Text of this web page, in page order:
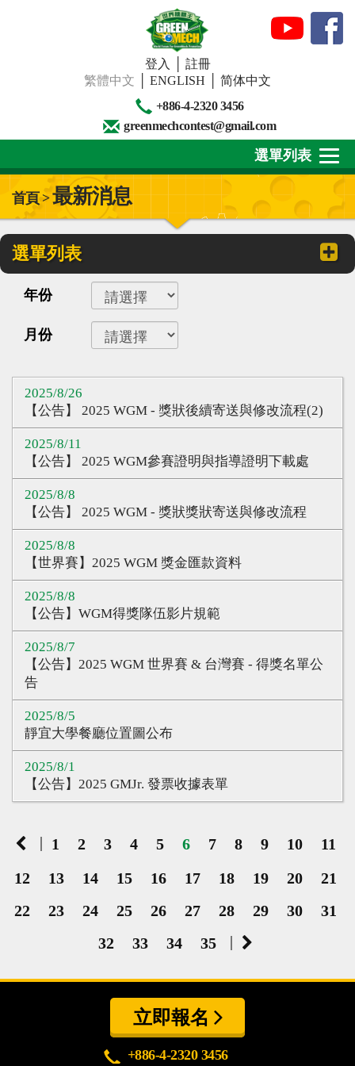
登入
註冊
繁體中文
ENGLISH
简体中文
+886-4-2320 3456
greenmechcontest@gmail.com
關於我們
下載專區
賽事活動
精彩回顧
心得分享
Q&A專區
CQ認證
教師認證
認證查詢
參賽證明
選單列表
首頁 >最新消息
選單列表
年份
月份
2025/8/26
【公告】 2025 WGM - 獎狀後續寄送與修改流程(2)
2025/8/11
【公告】 2025 WGM參賽證明與指導證明下載處
2025/8/8
【公告】 2025 WGM - 獎狀獎狀寄送與修改流程
2025/8/8
【世界賽】2025 WGM 獎金匯款資料
2025/8/8
【公告】WGM得獎隊伍影片規範
2025/8/7
【公告】2025 WGM 世界賽 & 台灣賽 - 得獎名單公
告
2025/8/5
靜宜大學餐廳位置圖公布
2025/8/1
【公告】2025 GMJr. 發票收據表單
| 1 2 3 4 5 6 7 8 9 10
11
12
13 14 15 16 17 18 19 20
21
22
23 24 25 26 27 28 29 30
31
32
33 34 35 |
立即報名
+886-4-2320 3456